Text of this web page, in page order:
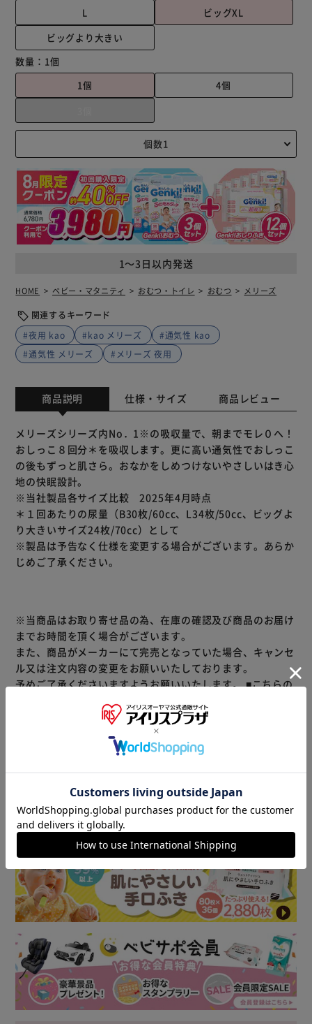
L
ビッグXL
ビッグより大きい
数量： 1個
1個
4個
1～3日以内発送
HOME ベビー・マタニティ おむつ・トイレ おむつ メリーズ
関連するキーワード
#夜用 kao
#kao メリーズ
#通気性 kao
#通気性 メリーズ
#メリーズ 夜用
商品説明 仕様・サイズ 商品レビュー
メリーズシリーズ内No．1※の吸収量で、朝までモレ０へ！
おしっこ８回分＊を吸収します。更に高い通気性でおしっこ
の後もずっと肌さら。おなかをしめつけないやさしいはき心
地の快眠設計。
※当社製品各サイズ比較 2025年4月時点
＊１回あたりの尿量（B30枚/60cc、L34枚/50cc、ビッグよ
り大きいサイズ24枚/70cc）として
※製品は予告なく仕様を変更する場合がございます。あらか
じめご了承ください。
※当商品はお取り寄せ品の為、在庫の確認及び商品のお届け
までお時間を頂く場合がございます。
また、商品がメーカーにて完売となっていた場合、キャンセ
ル又は注文内容の変更をお願いいたしております。
予めご了承くださいますようお願いいたします。■こちらの